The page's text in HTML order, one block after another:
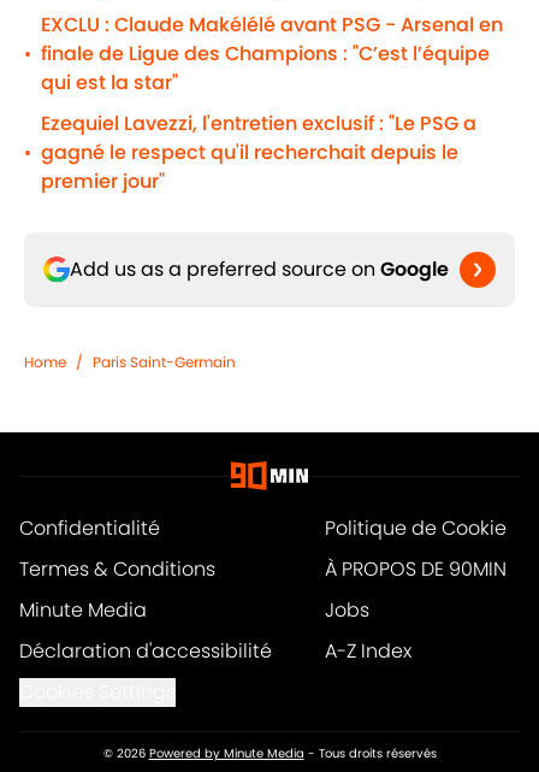
•
EXCLU : Claude Makélélé avant PSG - Arsenal en
finale de Ligue des Champions : "C’est l’équipe
qui est la star"
•
Ezequiel Lavezzi, l'entretien exclusif : "Le PSG a
gagné le respect qu'il recherchait depuis le
premier jour"
Add us as a preferred source on Google
Home / Paris Saint-Germain
Confidentialité
Politique de Cookie
Termes & Conditions
À PROPOS DE 90MIN
Minute Media
Jobs
Déclaration d'accessibilité
A-Z Index
© 2026 Powered by Minute Media - Tous droits réservés